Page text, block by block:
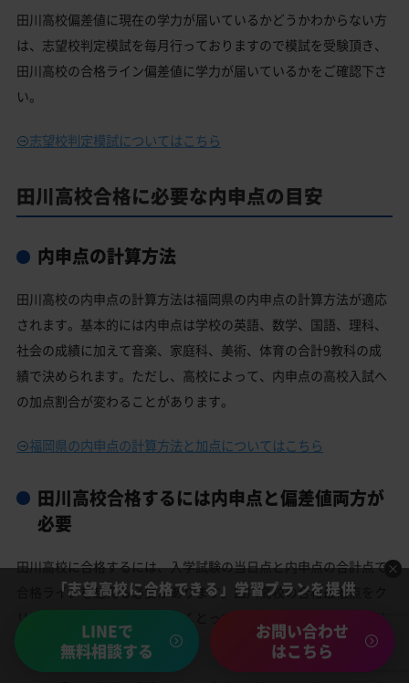
田川高校偏差値に現在の学力が届いているかどうかわからない方
は、志望校判定模試を毎月行っておりますので模試を受験頂き、
田川高校の合格ライン偏差値に学力が届いているかをご確認下さ
い。
志望校判定模試についてはこちら
田川高校合格に必要な内申点の目安
内申点の計算方法
田川高校の内申点の計算方法は福岡県の内申点の計算方法が適応
されます。基本的には内申点は学校の英語、数学、国語、理科、
社会の成績に加えて音楽、家庭科、美術、体育の合計9教科の成
績で決められます。ただし、高校によって、内申点の高校入試へ
の加点割合が変わることがあります。
福岡県の内申点の計算方法と加点についてはこちら
田川高校合格するには内申点と偏差値両方が
必要
田川高校に合格するには、入学試験の当日点と内申点の合計点で
合格ラインを越える必要があります。田川高校の合格最低点をク
リアする為にも、内申点は多くとっておくに越した事はありませ
「志望高校に合格できる」学習プランを提供
LINEで
無料相談する
お問い合わせ
はこちら